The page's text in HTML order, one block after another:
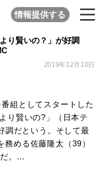
情報提供する
より賢いの？」が好調
2019年12月10日
組としてスタートした
り賢いの?」（日本テ
調だという。そして最
める佐藤隆太（39）
。...